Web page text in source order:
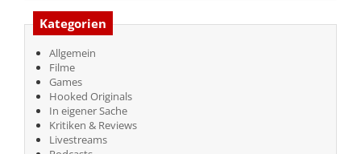
Kategorien
Allgemein
Filme
Games
Hooked Originals
In eigener Sache
Kritiken & Reviews
Livestreams